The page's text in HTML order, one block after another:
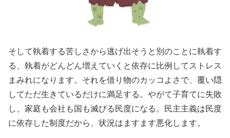
そして執着する苦しさから逃げ出そうと別のことに執着す
る、執着がどんどん増えていくと依存に比例してストレス
まみれになります。それを借り物のカッコよさで、覆い隠
してただ生きているだけに満足する。やがて子育てに失敗
し、家庭も会社も国も滅びる民度になる。民主主義は民度
に依存した制度だから、状況はますます悪化します。